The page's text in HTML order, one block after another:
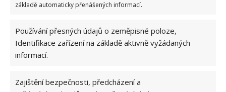
základě automaticky přenášených informací.
Používání přesných údajů o zeměpisné poloze,
Identifikace zařízení na základě aktivně vyžádaných
informací.
Zajištění bezpečnosti, předcházení a
výplň do květináče (nemusí jít pouze o mech, mohou to
dary přírody – větvičky, lístky apod. Navíc ještě i umělé
nebo sušené kytky, oboustrannou lepící pásku a
stužku. Červené růže dodají zelené barvě krásný